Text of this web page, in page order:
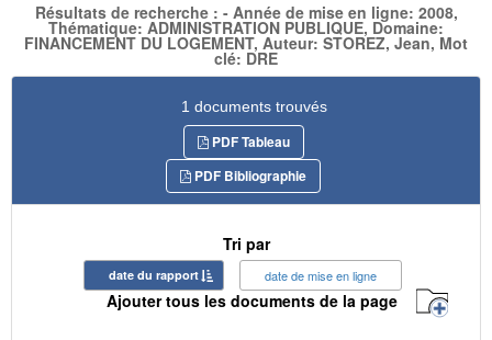
Résultats de recherche : - Année de mise en ligne: 2008,
Thématique: ADMINISTRATION PUBLIQUE, Domaine:
FINANCEMENT DU LOGEMENT, Auteur: STOREZ, Jean, Mot
clé: DRE
1 documents trouvés
PDF Tableau
PDF Bibliographie
Tri par
date du rapport date de mise en ligne
Ajouter tous les documents de la page